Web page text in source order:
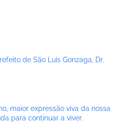
de São Luís Gonzaga, Dr.
maior expressão viva da nossa
para continuar a viver.